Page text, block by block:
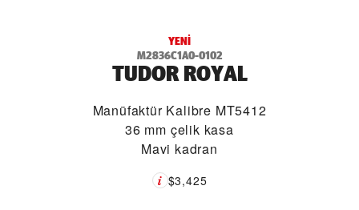
YENI
M2836C1A0-0102
TUDOR ROYAL
Manüfaktür Kalibre MT5412
36 mm çelik kasa
Mavi kadran
$3,425